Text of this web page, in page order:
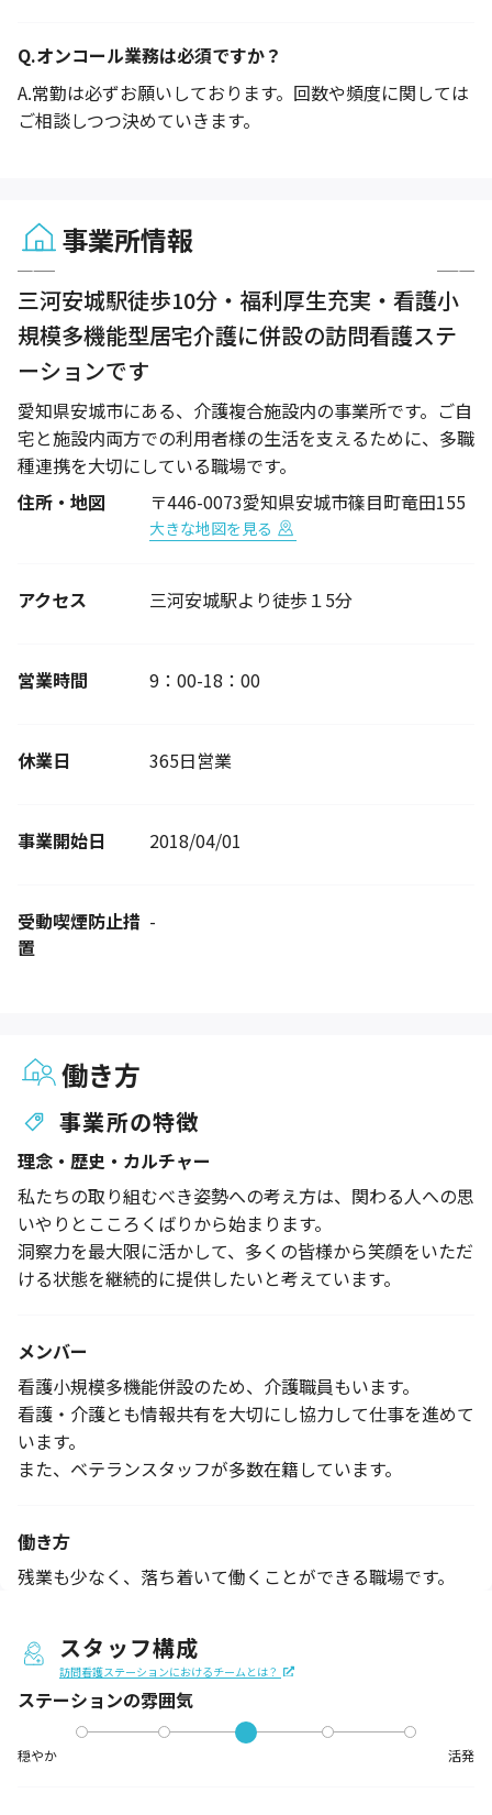
Q.オンコール業務は必須ですか？
A.常勤は必ずお願いしております。回数や頻度に関しては
ご相談しつつ決めていきます。
事業所情報
三河安城駅徒歩10分・福利厚生充実・看護小
規模多機能型居宅介護に併設の訪問看護ステ
ーションです
愛知県安城市にある、介護複合施設内の事業所です。ご自
宅と施設内両方での利用者様の生活を支えるために、多職
種連携を大切にしている職場です。
住所・地図
〒446-0073愛知県安城市篠目町竜田155
大きな地図を見る
アクセス 三河安城駅より徒歩１5分
営業時間 9：00-18：00
休業日 365日営業
事業開始日 2018/04/01
受動喫煙防止措
置
-
働き方
事業所の特徴
理念・歴史・カルチャー
私たちの取り組むべき姿勢への考え方は、関わる人への思
いやりとこころくばりから始まります。
洞察力を最大限に活かして、多くの皆様から笑顔をいただ
ける状態を継続的に提供したいと考えています。
メンバー
看護小規模多機能併設のため、介護職員もいます。
看護・介護とも情報共有を大切にし協力して仕事を進めて
います。
また、ベテランスタッフが多数在籍しています。
働き方
残業も少なく、落ち着いて働くことができる職場です。
スタッフ構成
訪問看護ステーションにおけるチームとは？
ステーションの雰囲気
穏やか 活発